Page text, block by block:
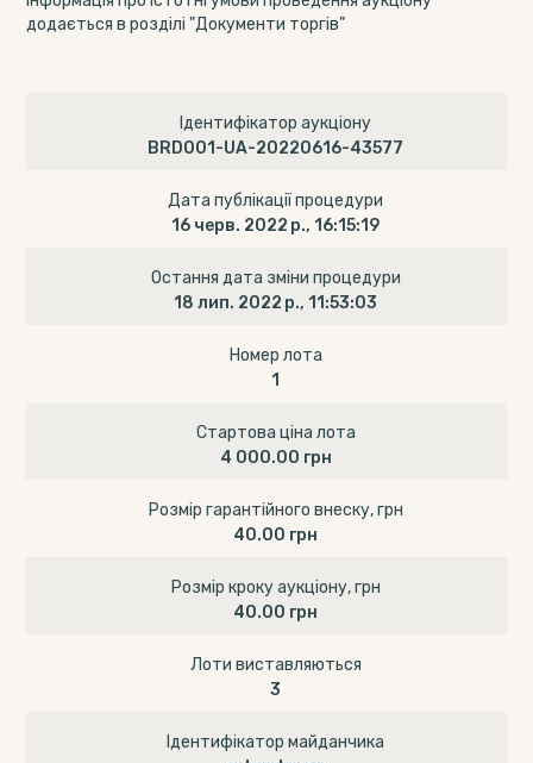
додається в розділі "Документи торгів”
Ідентифікатор аукціону
BRD001-UA-20220616-43577
Дата публікації процедури
16 черв. 2022 р., 16:15:19
Остання дата зміни процедури
18 лип. 2022 р., 11:53:03
Номер лота
1
Стартова ціна лота
4 000.00 грн
Розмір гарантійного внеску, грн
40.00 грн
Розмір кроку аукціону, грн
40.00 грн
Лоти виставляються
3
Ідентифікатор майданчика